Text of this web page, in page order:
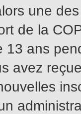
une
de la
ans
avez